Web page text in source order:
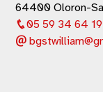
64400 Oloron-
05 59 34 64 19